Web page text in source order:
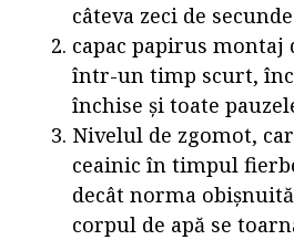
câteva zeci de
capac papirus montaj
într-un timp scurt,
închise și toate
Nivelul de zgomot,
ceainic în timpul
decât norma
corpul de apă se